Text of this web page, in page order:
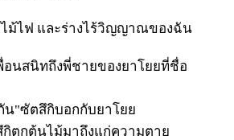
ม้ไฟ และร่างไร้วิญญาณของฉัน
อนสนิทถึงพี่ชายของยาโยยที่ชื่อ
"ซัตสึกิบอกกับยาโยย
ตกต้นไม้มาถึงแก่ความตาย